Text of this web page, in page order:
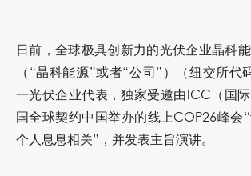
日前，全球极具创新力的光伏企业晶科
（“晶科能源”或者“公司”）（纽交所代
一光伏企业代表，独家受邀由ICC（国
国全球契约中国举办的线上COP26峰会
个人息息相关”，并发表主旨演讲。